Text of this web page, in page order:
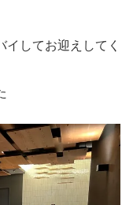
してお迎えしてく